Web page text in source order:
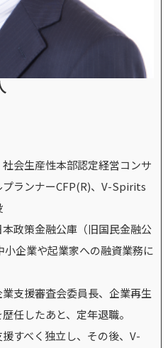
会生産性本部認定経営コンサ
ランナーCFP(R)、V-Spirits
政策金融公庫（旧国民金融公
企業や起業家への融資業務に
支援審査会委員長、企業再生
任したあと、定年退職。
すべく独立し、その後、V-